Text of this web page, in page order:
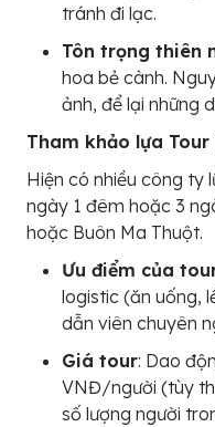
tránh đi lạc.
Tôn trọng thiên
hoa bẻ cành.
ảnh, để lại những
Tham khảo lựa
Hiện có nhiều công ty
ngày 1 đêm hoặc 3
hoặc Buôn Ma Thuột.
Ưu điểm của
logistic (ăn uống,
dẫn viên chuyên
Giá tour: Dao
VNĐ/người (tùy
số lượng người